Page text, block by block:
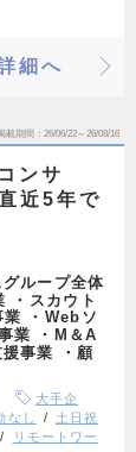
細へ
載期間 26/06/22～26/08/16
ンサ
近5年で
ループ全体
・スカウト
業 ・Webソ
業 ・M＆A
事業 ・顧
大手企
なし
土日祝
リモートワー